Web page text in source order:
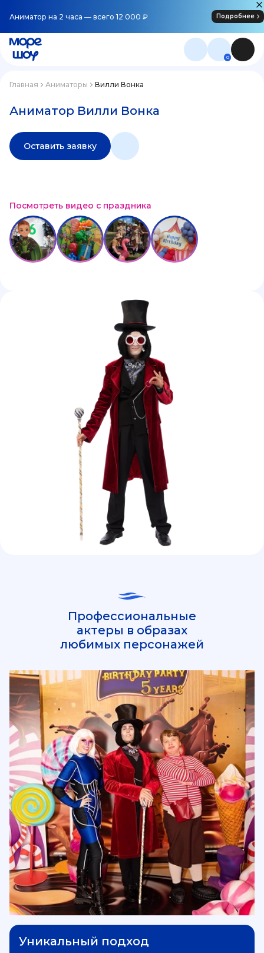
Аниматор на 2 часа — всего 12 000 ₽ Подробнее
0
Главная Аниматоры Вилли Вонка
Аниматор Вилли Вонка
Оставить заявку
Посмотреть видео с праздника
Профессиональные
актеры в образах
любимых персонажей
Уникальный подход